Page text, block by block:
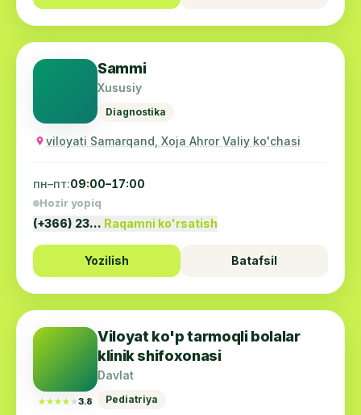
Sammi
Xususiy
Diagnostika
viloyati Samarqand, Xoja Ahror Valiy ko'chasi
пн–пт:09:00–17:00
Hozir yopiq
(+366) 23… Raqamni ko'rsatish
Yozilish Batafsil
★★★★★
★★★★★3.8
Viloyat ko'p tarmoqli bolalar
klinik shifoxonasi
Davlat
Pediatriya